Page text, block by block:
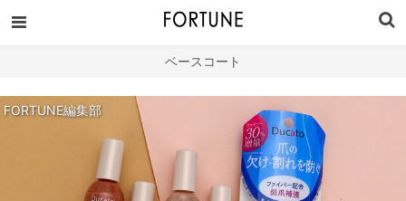
ベースコート
FORTUNE編集部